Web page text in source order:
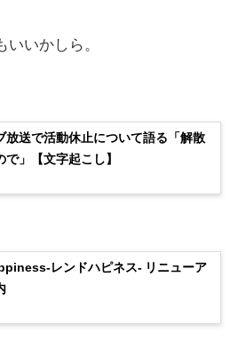
いかしら。
放送で活動休止について語る「解散
で」【文字起こし】
レンドハピネス- リニューア